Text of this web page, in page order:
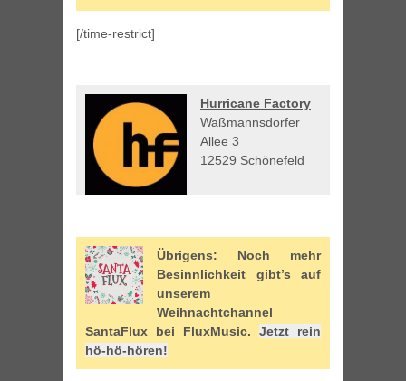
[/time-restrict]
Hurricane Factory
Waßmannsdorfer
Allee 3
12529 Schönefeld
Übrigens: Noch mehr
Besinnlichkeit gibt’s auf
unserem
Weihnachtchannel
SantaFlux bei FluxMusic. Jetzt rein
hö-hö-hören!